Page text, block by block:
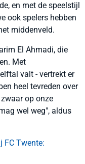
en met de speelstijl
ook spelers hebben
middenveld.
El Ahmadi, die
Met
valt - vertrekt er
heel tevreden over
op onze
wel weg", aldus
FC Twente: